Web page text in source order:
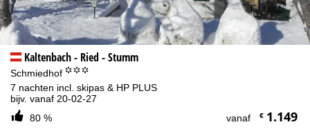
Kaltenbach - Ried - Stumm
Schmiedhof °°°
7 nachten incl. skipas & HP PLUS
bijv. vanaf 20-02-27
80 %
vanaf €1.149